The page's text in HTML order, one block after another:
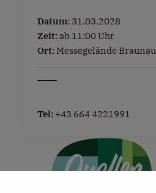
Datum: 31.03.2028
Zeit: ab 11:00 Uhr
Ort: Messegelände Braunau
Tel: +43 664 4221991